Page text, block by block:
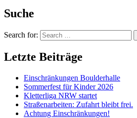
Suche
Search for:
Letzte Beiträge
Einschränkungen Boulderhalle
Sommerfest für Kinder 2026
Kletterliga NRW startet
Straßenarbeiten: Zufahrt bleibt frei.
Achtung Einschränkungen!